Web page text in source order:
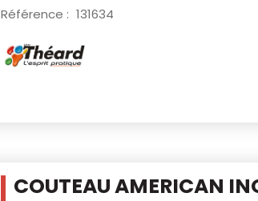
Référence : 131634
COUTEAU AMERICAN